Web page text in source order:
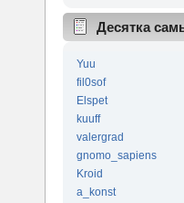
Десятка
Yuu
fil0sof
Elspet
kuuff
valergrad
gnomo_sapiens
Kroid
a_konst